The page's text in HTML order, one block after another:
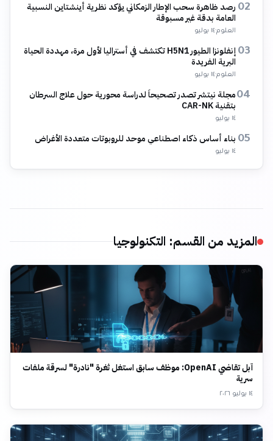
02 رصد ظاهرة سحب الإطار الزمكاني يؤكد نظرية أينشتاين النسبية
العامة بدقة غير مسبوقة
العلوم·١٤ يوليو
03
إنفلونزا الطيور H5N1 تكتشف في أستراليا لأول مرة، مهددة الحياة
البرية الفريدة
العلوم·١٤ يوليو
04مجلة نيتشر تصدر تصحيحاً لدراسة محورية حول علاج السرطان
بتقنية CAR-NK
١٤ يوليو
05 بناء أساس ذكاء اصطناعي موحد للروبوتات متعددة الأغراض
١٤ يوليو
المزيد من القسم: التكنولوجيا
آبل تقاضي OpenAI: موظف سابق استغل ثغرة "نادرة" لسرقة ملفات
سرية
١٤ يوليو ٢٠٢٦